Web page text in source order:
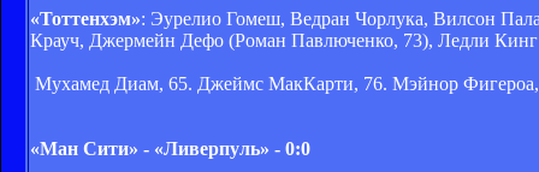
«Тоттенхэм»: Эурелио Гомеш, Ведран Чорлука, Вилсон
Крауч, Джермейн Дефо (Роман Павлюченко, 73), Ледли Кинг
Мухамед Диам, 65. Джеймс МакКарти, 76. Мэйнор
«Ман Сити» - «Ливерпуль» - 0:0